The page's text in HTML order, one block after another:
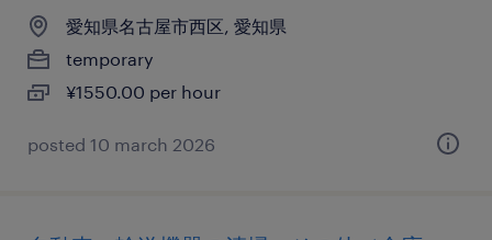
愛知県名古屋市西区, 愛知県
temporary
¥1550.00 per hour
posted 10 march 2026